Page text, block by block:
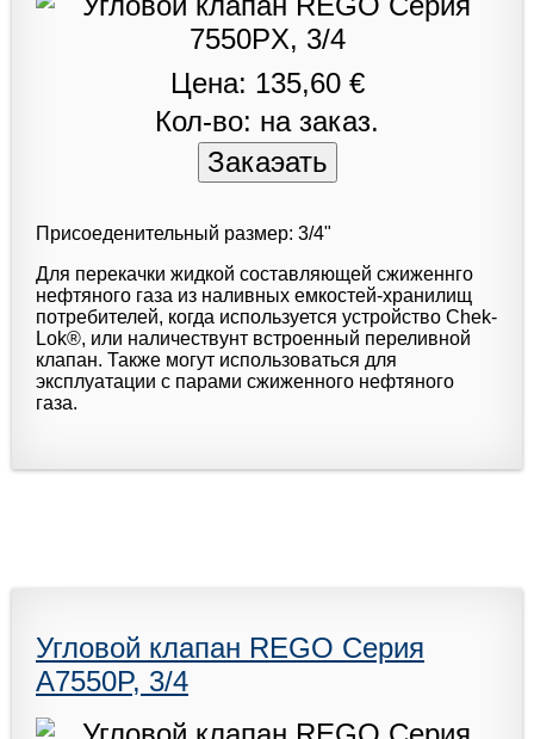
Цена: 135,60 €
Кол-во: на заказ.
Присоеденительный размер: 3/4"
Для перекачки жидкой составляющей сжиженнго
нефтяного газа из наливных емкостей-хранилищ
потребителей, когда используется устройство Chek-
Lok®, или наличествунт встроенный переливной
клапан. Также могут использоваться для
эксплуатации с парами сжиженного нефтяного
газа.
Угловой клапан REGO Серия
A7550P, 3/4